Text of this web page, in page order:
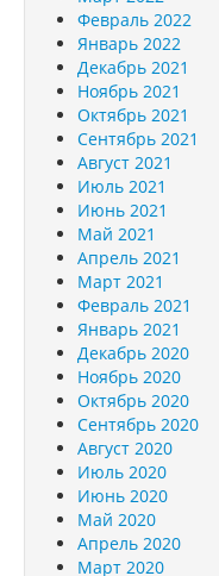
Февраль 2022
Январь 2022
Декабрь 2021
Ноябрь 2021
Октябрь 2021
Сентябрь 2021
Август 2021
Июль 2021
Июнь 2021
Май 2021
Апрель 2021
Март 2021
Февраль 2021
Январь 2021
Декабрь 2020
Ноябрь 2020
Октябрь 2020
Сентябрь 2020
Август 2020
Июль 2020
Июнь 2020
Май 2020
Апрель 2020
Март 2020